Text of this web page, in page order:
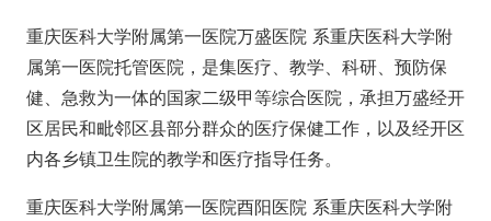
重庆医科大学附属第一医院万盛医院 系重庆医科大学附
属第一医院托管医院，是集医疗、教学、科研、预防保
健、急救为一体的国家二级甲等综合医院，承担万盛经开
区居民和毗邻区县部分群众的医疗保健工作，以及经开区
内各乡镇卫生院的教学和医疗指导任务。
重庆医科大学附属第一医院酉阳医院 系重庆医科大学附